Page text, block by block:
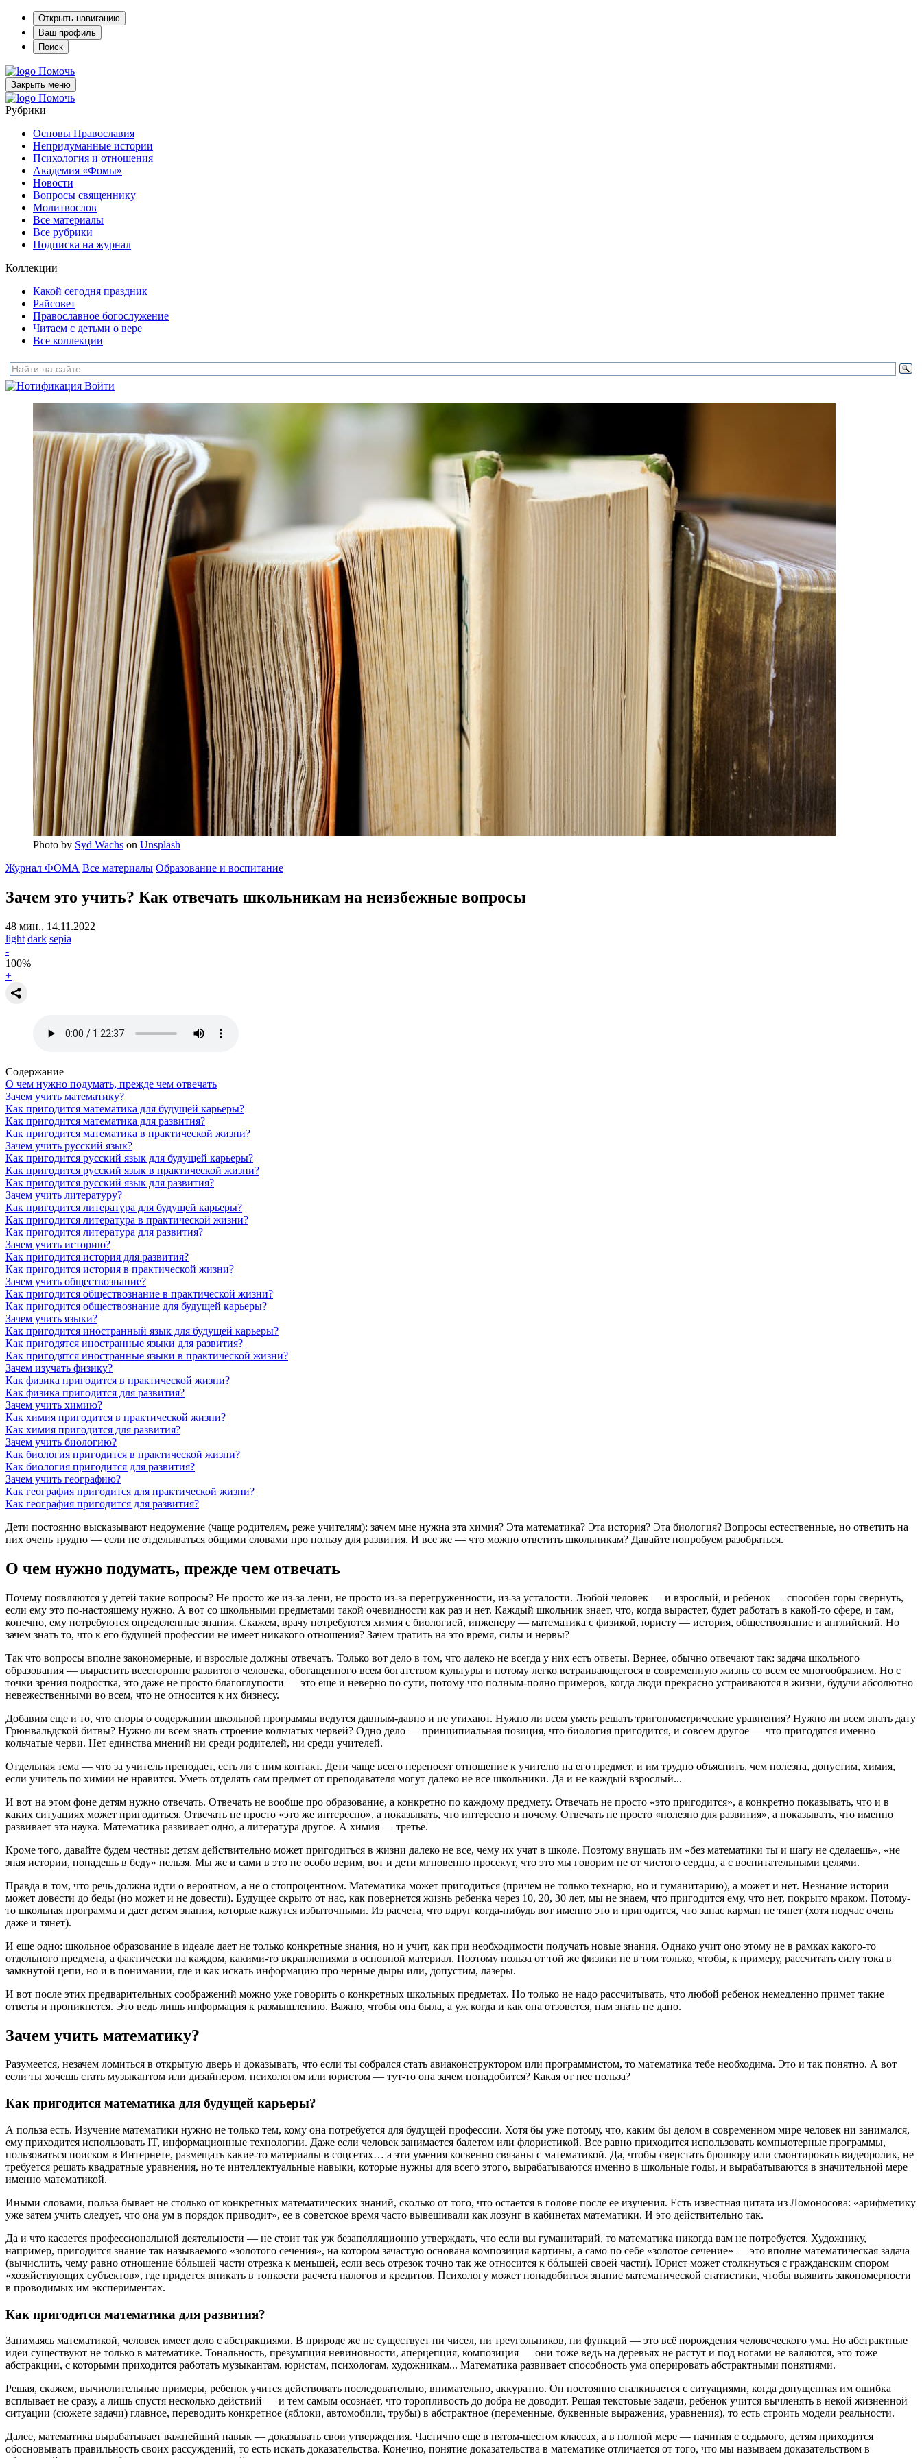
Открыть навигацию
Ваш профиль
Поиск
Помочь
Закрыть меню
Помочь
Рубрики
Основы Православия
Непридуманные истории
Психология и отношения
Академия «Фомы»
Новости
Вопросы священнику
Молитвослов
Все материалы
Все рубрики
Подписка на журнал
Коллекции
Какой сегодня праздник
Райсовет
Православное богослужение
Читаем с детьми о вере
Все коллекции
Войти
Photo by Syd Wachs on Unsplash
Журнал ФОМА Все материалы Образование и воспитание
Зачем это учить? Как отвечать школьникам на неизбежные вопросы
48 мин., 14.11.2022
light dark sepia
-
100%
+
Содержание
О чем нужно подумать, прежде чем отвечать
Зачем учить математику?
Как пригодится математика для будущей карьеры?
Как пригодится математика для развития?
Как пригодится математика в практической жизни?
Зачем учить русский язык?
Как пригодится русский язык для будущей карьеры?
Как пригодится русский язык в практической жизни?
Как пригодится русский язык для развития?
Зачем учить литературу?
Как пригодится литература для будущей карьеры?
Как пригодится литература в практической жизни?
Как пригодится литература для развития?
Зачем учить историю?
Как пригодится история для развития?
Как пригодится история в практической жизни?
Зачем учить обществознание?
Как пригодится обществознание в практической жизни?
Как пригодится обществознание для будущей карьеры?
Зачем учить языки?
Как пригодится иностранный язык для будущей карьеры?
Как пригодятся иностранные языки для развития?
Как пригодятся иностранные языки в практической жизни?
Зачем изучать физику?
Как физика пригодится в практической жизни?
Как физика пригодится для развития?
Зачем учить химию?
Как химия пригодится в практической жизни?
Как химия пригодится для развития?
Зачем учить биологию?
Как биология пригодится в практической жизни?
Как биология пригодится для развития?
Зачем учить географию?
Как география пригодится для практической жизни?
Как география пригодится для развития?
Дети постоянно высказывают недоумение (чаще родителям, реже учителям): зачем мне нужна эта химия? Эта математика? Эта история? Эта биология? Вопросы естественные, но ответить на
них очень трудно — если не отделываться общими словами про пользу для развития. И все же — что можно ответить школьникам? Давайте попробуем разобраться.
О чем нужно подумать, прежде чем отвечать
Почему появляются у детей такие вопросы? Не просто же из-за лени, не просто из-за перегруженности, из-за усталости. Любой человек — и взрослый, и ребенок — способен горы свернуть,
если ему это по-настоящему нужно. А вот со школьными предметами такой очевидности как раз и нет. Каждый школьник знает, что, когда вырастет, будет работать в какой-то сфере, и там,
конечно, ему потребуются определенные знания. Скажем, врачу потребуются химия с биологией, инженеру — математика с физикой, юристу — история, обществознание и английский. Но
зачем знать то, что к его будущей профессии не имеет никакого отношения? Зачем тратить на это время, силы и нервы?
Так что вопросы вполне закономерные, и взрослые должны отвечать. Только вот дело в том, что далеко не всегда у них есть ответы. Вернее, обычно отвечают так: задача школьного
образования — вырастить всесторонне развитого человека, обогащенного всем богатством культуры и потому легко встраивающегося в современную жизнь со всем ее многообразием. Но с
точки зрения подростка, это даже не просто благоглупости — это еще и неверно по сути, потому что полным-полно примеров, когда люди прекрасно устраиваются в жизни, будучи абсолютно
невежественными во всем, что не относится к их бизнесу.
Добавим еще и то, что споры о содержании школьной программы ведутся давным-давно и не утихают. Нужно ли всем уметь решать тригонометрические уравнения? Нужно ли всем знать дату
Грюнвальдской битвы? Нужно ли всем знать строение кольчатых червей? Одно дело — принципиальная позиция, что биология пригодится, и совсем другое — что пригодятся именно
кольчатые черви. Нет единства мнений ни среди родителей, ни среди учителей.
Отдельная тема — что за учитель преподает, есть ли с ним контакт. Дети чаще всего переносят отношение к учителю на его предмет, и им трудно объяснить, чем полезна, допустим, химия,
если учитель по химии не нравится. Уметь отделять сам предмет от преподавателя могут далеко не все школьники. Да и не каждый взрослый...
И вот на этом фоне детям нужно отвечать. Отвечать не вообще про образование, а конкретно по каждому предмету. Отвечать не просто «это пригодится», а конкретно показывать, что и в
каких ситуациях может пригодиться. Отвечать не просто «это же интересно», а показывать, что интересно и почему. Отвечать не просто «полезно для развития», а показывать, что именно
развивает эта наука. Математика развивает одно, а литература другое. А химия — третье.
Кроме того, давайте будем честны: детям действительно может пригодиться в жизни далеко не все, чему их учат в школе. Поэтому внушать им «без математики ты и шагу не сделаешь», «не
зная истории, попадешь в беду» нельзя. Мы же и сами в это не особо верим, вот и дети мгновенно просекут, что это мы говорим не от чистого сердца, а с воспитательными целями.
Правда в том, что речь должна идти о вероятном, а не о стопроцентном. Математика может пригодиться (причем не только технарю, но и гуманитарию), а может и нет. Незнание истории
может довести до беды (но может и не довести). Будущее скрыто от нас, как повернется жизнь ребенка через 10, 20, 30 лет, мы не знаем, что пригодится ему, что нет, покрыто мраком. Потому-
то школьная программа и дает детям знания, которые кажутся избыточными. Из расчета, что вдруг когда-нибудь вот именно это и пригодится, что запас карман не тянет (хотя подчас очень
даже и тянет).
И еще одно: школьное образование в идеале дает не только конкретные знания, но и учит, как при необходимости получать новые знания. Однако учит оно этому не в рамках какого-то
отдельного предмета, а фактически на каждом, какими-то вкраплениями в основной материал. Поэтому польза от той же физики не в том только, чтобы, к примеру, рассчитать силу тока в
замкнутой цепи, но и в понимании, где и как искать информацию про черные дыры или, допустим, лазеры.
И вот после этих предварительных соображений можно уже говорить о конкретных школьных предметах. Но только не надо рассчитывать, что любой ребенок немедленно примет такие
ответы и проникнется. Это ведь лишь информация к размышлению. Важно, чтобы она была, а уж когда и как она отзовется, нам знать не дано.
Зачем учить математику?
Разумеется, незачем ломиться в открытую дверь и доказывать, что если ты собрался стать авиаконструктором или программистом, то математика тебе необходима. Это и так понятно. А вот
если ты хочешь стать музыкантом или дизайнером, психологом или юристом — тут-то она зачем понадобится? Какая от нее польза?
Как пригодится математика для будущей карьеры?
А польза есть. Изучение математики нужно не только тем, кому она потребуется для будущей профессии. Хотя бы уже потому, что, каким бы делом в современном мире человек ни занимался,
ему приходится использовать IT, информационные технологии. Даже если человек занимается балетом или флористикой. Все равно приходится использовать компьютерные программы,
пользоваться поиском в Интернете, размещать какие-то материалы в соцсетях… а эти умения косвенно связаны с математикой. Да, чтобы сверстать брошюру или смонтировать видеоролик, не
требуется решать квадратные уравнения, но те интеллектуальные навыки, которые нужны для всего этого, вырабатываются именно в школьные годы, и вырабатываются в значительной мере
именно математикой.
Иными словами, польза бывает не столько от конкретных математических знаний, сколько от того, что остается в голове после ее изучения. Есть известная цитата из Ломоносова: «арифметику
уже затем учить следует, что она ум в порядок приводит», ее в советское время часто вывешивали как лозунг в кабинетах математики. И это действительно так.
Да и что касается профессиональной деятельности — не стоит так уж безапелляционно утверждать, что если вы гуманитарий, то математика никогда вам не потребуется. Художнику,
например, пригодится знание так называемого «золотого сечения», на котором зачастую основана композиция картины, а само по себе «золотое сечение» — это вполне математическая задача
(вычислить, чему равно отношение бόльшей части отрезка к меньшей, если весь отрезок точно так же относится к бόльшей своей части). Юрист может столкнуться с гражданским спором
«хозяйствующих субъектов», где придется вникать в тонкости расчета налогов и кредитов. Психологу может понадобиться знание математической статистики, чтобы выявить закономерности
в проводимых им экспериментах.
Как пригодится математика для развития?
Занимаясь математикой, человек имеет дело с абстракциями. В природе же не существует ни чисел, ни треугольников, ни функций — это всё порождения человеческого ума. Но абстрактные
идеи существуют не только в математике. Тональность, презумпция невиновности, аперцепция, композиция — они тоже ведь на деревьях не растут и под ногами не валяются, это тоже
абстракции, с которыми приходится работать музыкантам, юристам, психологам, художникам... Математика развивает способность ума оперировать абстрактными понятиями.
Решая, скажем, вычислительные примеры, ребенок учится действовать последовательно, внимательно, аккуратно. Он постоянно сталкивается с ситуациями, когда допущенная им ошибка
всплывает не сразу, а лишь спустя несколько действий — и тем самым осознаёт, что торопливость до добра не доводит. Решая текстовые задачи, ребенок учится вычленять в некой жизненной
ситуации (сюжете задачи) главное, переводить конкретное (яблоки, автомобили, трубы) в абстрактное (переменные, буквенные выражения, уравнения), то есть строить модели реальности.
Далее, математика вырабатывает важнейший навык — доказывать свои утверждения. Частично еще в пятом-шестом классах, а в полной мере — начиная с седьмого, детям приходится
обосновывать правильность своих рассуждений, то есть искать доказательства. Конечно, понятие доказательства в математике отличается от того, что мы называем доказательством в